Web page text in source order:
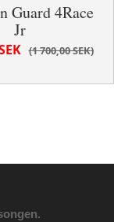
Guard 4Race
Jr
1 700,00 SEK